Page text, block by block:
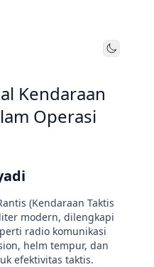
Toggle
Kendaraan
Operasi
(Kendaraan Taktis
modern, dilengkapi
radio komunikasi
helm tempur, dan
efektivitas taktis.